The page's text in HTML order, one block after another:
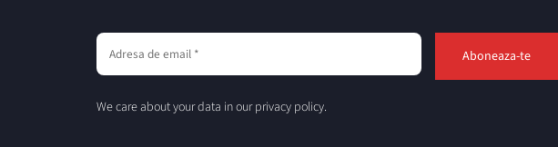
We care about your data in our privacy policy.